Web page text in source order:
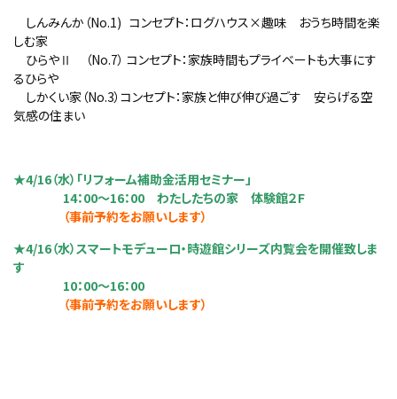
しんみんか（No.1) コンセプト：ログハウス×趣味 おうち時間を楽
しむ家
ひらやⅡ （No.7） コンセプト：家族時間もプライベートも大事にす
るひらや
しかくい家（No.3）コンセプト：家族と伸び伸び過ごす 安らげる空
気感の住まい
★4/16（水）「リフォーム補助金活用セミナー」
14：00～16：00 わたしたちの家 体験館２F
（事前予約をお願いします）
★4/16（水）スマートモデューロ・時遊館シリーズ内覧会を開催致しま
す
10：00～16：00
（事前予約をお願いします）